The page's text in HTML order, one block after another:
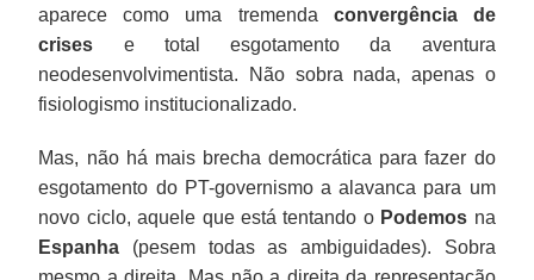
aparece como uma tremenda convergência de
crises e total esgotamento da aventura
neodesenvolvimentista. Não sobra nada, apenas o
fisiologismo institucionalizado.
Mas, não há mais brecha democrática para fazer do
esgotamento do PT-governismo a alavanca para um
novo ciclo, aquele que está tentando o Podemos na
Espanha (pesem todas as ambiguidades). Sobra